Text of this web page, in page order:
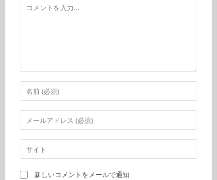
新しいコメントをメールで通知